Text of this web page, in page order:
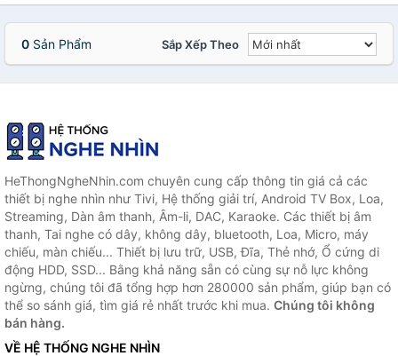
0 Sản Phẩm Sắp Xếp Theo
HeThongNgheNhin.com chuyên cung cấp thông tin giá cả các
thiết bị nghe nhìn như Tivi, Hệ thống giải trí, Android TV Box, Loa,
Streaming, Dàn âm thanh, Âm-li, DAC, Karaoke. Các thiết bị âm
thanh, Tai nghe có dây, không dây, bluetooth, Loa, Micro, máy
chiếu, màn chiếu... Thiết bị lưu trữ, USB, Đĩa, Thẻ nhớ, Ổ cứng di
động HDD, SSD... Bằng khả năng sẵn có cùng sự nỗ lực không
ngừng, chúng tôi đã tổng hợp hơn 280000 sản phẩm, giúp bạn có
thể so sánh giá, tìm giá rẻ nhất trước khi mua. Chúng tôi không
bán hàng.
VỀ HỆ THỐNG NGHE NHÌN